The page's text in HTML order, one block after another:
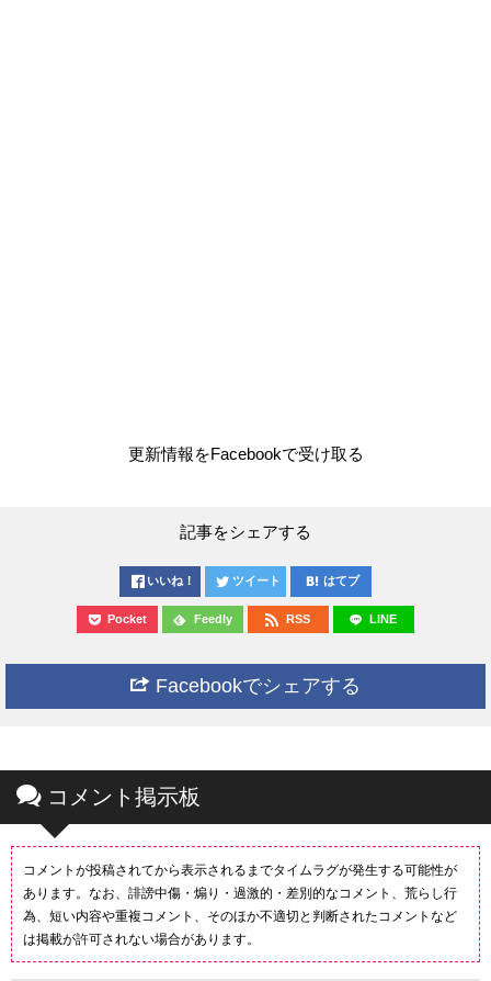
更新情報をFacebookで受け取る
記事をシェアする
いいね！ ツイート はてブ
Pocket Feedly RSS LINE
Facebookでシェアする
コメント掲示板
コメントが投稿されてから表示されるまでタイムラグが発生する可能性が
あります。なお、誹謗中傷・煽り・過激的・差別的なコメント、荒らし行
為、短い内容や重複コメント、そのほか不適切と判断されたコメントなど
は掲載が許可されない場合があります。